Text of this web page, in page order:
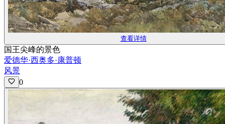
查看详情
国王尖峰的景色
爱德华·西奥多·康普顿
风景
0